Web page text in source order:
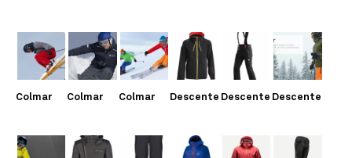
Colmar Colmar Colmar Descente Descente Descente